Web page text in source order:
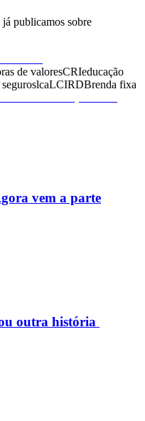
publicamos sobre
de valoresCRIeducação
lcaLCIRDBrenda fixa
vem a parte
outra história